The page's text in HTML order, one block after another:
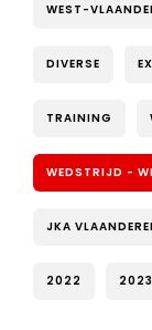
WEST-
DIVERSE
TRAINING
WEDSTRIJD -
JKA
2022 2023